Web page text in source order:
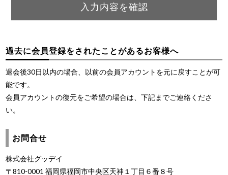
過去に会員登録をされたことがあるお客様へ
退会後30日以内の場合、以前の会員アカウントを元に戻すことが可
能です。
会員アカウントの復元をご希望の場合は、下記までご連絡くださ
い。
お問合せ
株式会社グッデイ
〒810-0001 福岡県福岡市中央区天神１丁目６番８号